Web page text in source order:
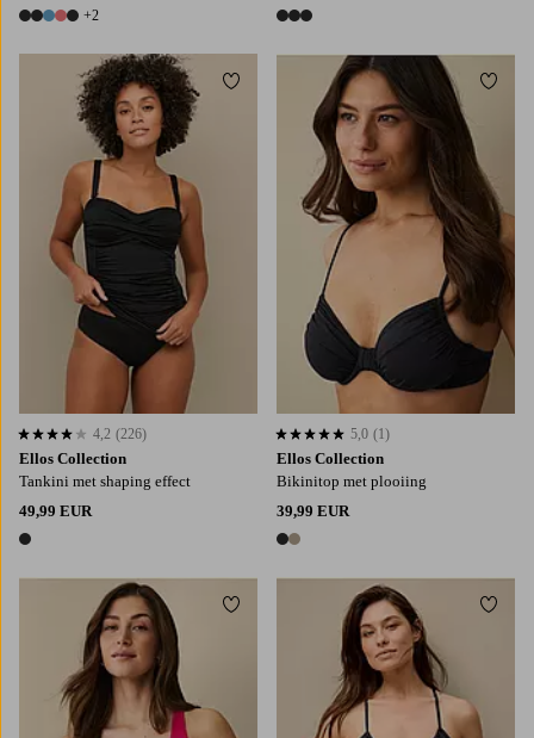
7 kleuren
+2
3 kleuren
Ellos Collection
Tankini met shaping effect
49,99 EUR
1 kleur
4,2 op basis van 226 beoordelingen
4,2 (226)
Toevoegen aan favorieten
Ellos Collection
Bikinitop met plooiing
39,99 EUR
2 kleuren
5,0 op basis van 1 beoordelingen
5,0 (1)
Toevoegen aan favorieten